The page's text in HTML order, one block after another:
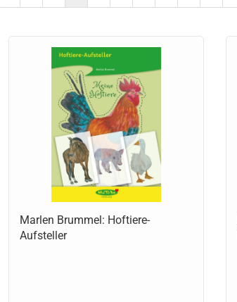
Marlen Brummel: Hoftiere-
Aufsteller